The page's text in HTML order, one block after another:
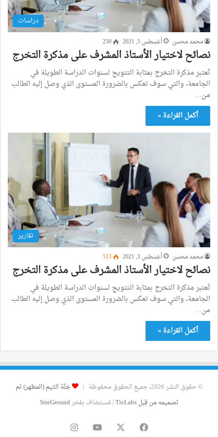
دراسات
محمد محسن أغسطس 5, 2021 250
نصائح لاختيار الأستاذ المشرف على مذكرة التخرج
تُعتبر مذكرة التخرج بمثابة التتويج لسنوات الدراسة الطويلة في
الجامعة، والتي سوف تعكس بالضرورة المستوى الذي وصل إليه الطالب
من…
أكمل القراءة »
تقارير
محمد محسن أغسطس 3, 2021 513
نصائح لاختيار الأستاذ المشرف على مذكرة التخرج
تُعتبر مذكرة التخرج بمثابة التتويج لسنوات الدراسة الطويلة في
الجامعة، والتي سوف تعكس بالضرورة المستوى الذي وصل إليه الطالب
من…
أكمل القراءة »
© حقوق النشر 2026، جميع الحقوق محفوظة |
جَنَّة الثيم (المظهر) تم
تصميمه من قِبل TieLabs
| مُستضاف بفخرSiteGround
فيسبوك ‫YouTube